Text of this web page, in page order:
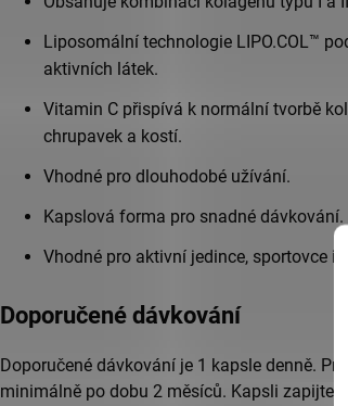
Liposomální technologie LIPO.COL™
aktivních látek.
Vitamin C přispívá k normální tvorbě
chrupavek a kostí.
Vhodné pro dlouhodobé užívání.
Kapslová forma pro snadné dávkování.
Vhodné pro aktivní jedince, sportovce i
Doporučené dávkování
Doporučené dávkování je 1 kapsle denně.
minimálně po dobu 2 měsíců. Kapsli zapijte